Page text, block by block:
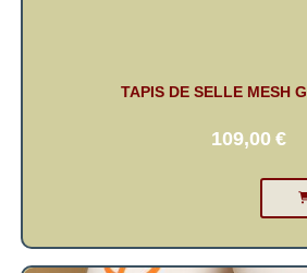
TAPIS DE SELLE MESH
109,00 €